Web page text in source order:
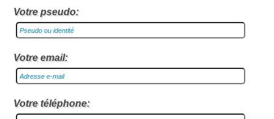
Votre pseudo:
Votre email:
Votre téléphone: